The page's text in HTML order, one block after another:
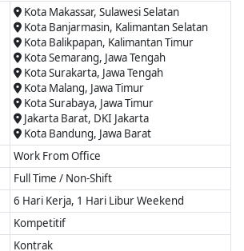
Kota Makassar, Sulawesi Selatan
Kota Banjarmasin, Kalimantan Selatan
Kota Balikpapan, Kalimantan Timur
Kota Semarang, Jawa Tengah
Kota Surakarta, Jawa Tengah
Kota Malang, Jawa Timur
Kota Surabaya, Jawa Timur
Jakarta Barat, DKI Jakarta
Kota Bandung, Jawa Barat
Work From Office
Full Time / Non-Shift
6 Hari Kerja, 1 Hari Libur Weekend
Kompetitif
Kontrak